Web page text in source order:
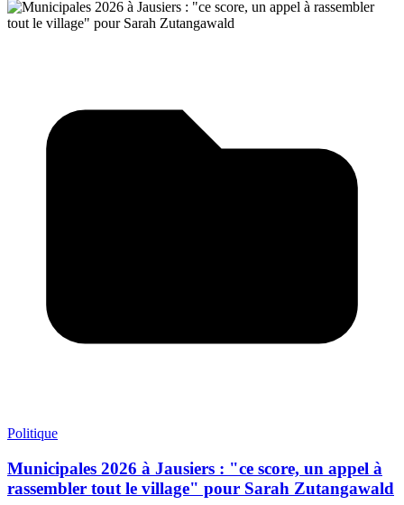
Politique
Municipales 2026 à Jausiers : "ce score, un appel à
rassembler tout le village" pour Sarah Zutangawald